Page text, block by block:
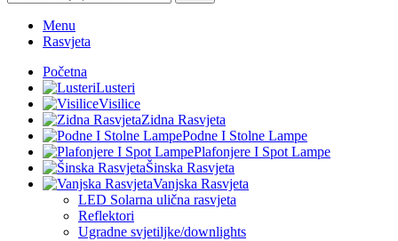
Menu
Rasvjeta
Početna
Lusteri
Visilice
Zidna Rasvjeta
Podne I Stolne Lampe
Plafonjere I Spot Lampe
Šinska Rasvjeta
Vanjska Rasvjeta
LED Solarna ulična rasvjeta
Reflektori
Ugradne svjetiljke/downlights